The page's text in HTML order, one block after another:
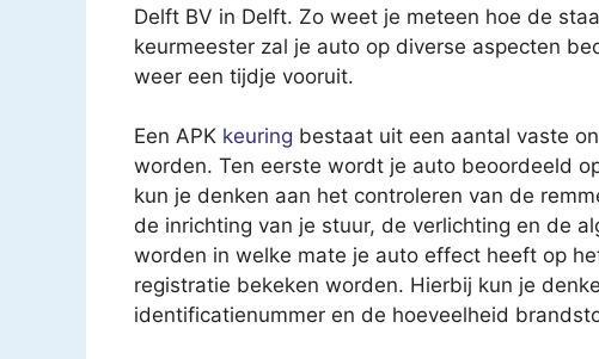
Delft BV in Delft. Zo weet je meteen hoe de
keurmeester zal je auto op diverse aspecten
weer een tijdje vooruit.
Een APK keuring bestaat uit een aantal vaste
worden. Ten eerste wordt je auto beoordeeld
kun je denken aan het controleren van de
de inrichting van je stuur, de verlichting en de
worden in welke mate je auto effect heeft op
registratie bekeken worden. Hierbij kun je
identificatienummer en de hoeveelheid